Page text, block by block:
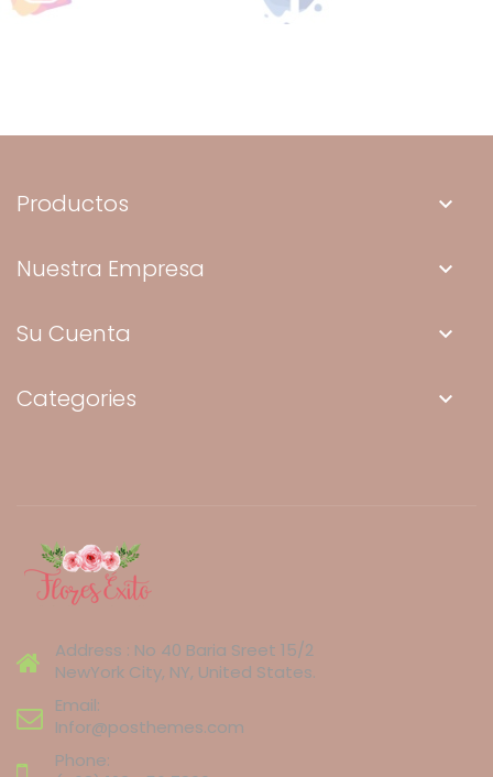
Productos keyboard_arrow_down
Nuestra Empresa keyboard_arrow_down
Su Cuenta keyboard_arrow_down
Categories keyboard_arrow_down
Address : No 40 Baria Sreet 15/2
NewYork City, NY, United States.
Email:
Infor@posthemes.com
Phone: